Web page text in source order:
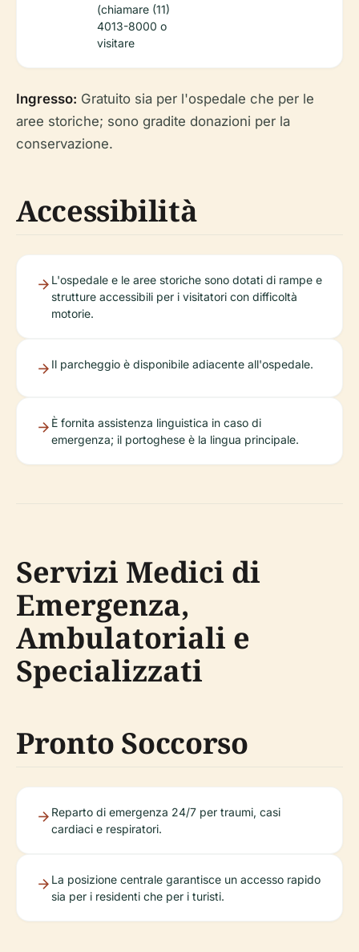
(chiamare (11)
4013-8000 o
visitare
Ingresso: Gratuito sia per l'ospedale che per le
aree storiche; sono gradite donazioni per la
conservazione.
Accessibilità
L'ospedale e le aree storiche sono dotati di rampe e
strutture accessibili per i visitatori con difficoltà
motorie.
Il parcheggio è disponibile adiacente all'ospedale.
È fornita assistenza linguistica in caso di
emergenza; il portoghese è la lingua principale.
Servizi Medici di
Emergenza,
Ambulatoriali e
Specializzati
Pronto Soccorso
Reparto di emergenza 24/7 per traumi, casi
cardiaci e respiratori.
La posizione centrale garantisce un accesso rapido
sia per i residenti che per i turisti.